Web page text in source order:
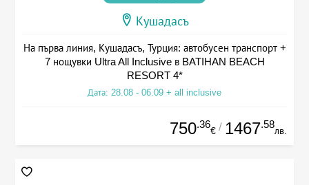
Кушадасъ
На първа линия, Кушадасъ, Турция: автобусен транспорт +
7 нощувки Ultra All Inclusive в BATIHAN BEACH
RESORT 4*
Дата: 28.08 - 06.09 + all inclusive
750.36
€ / 1467.58
лв.